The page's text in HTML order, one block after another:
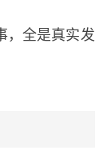
，全是真实发